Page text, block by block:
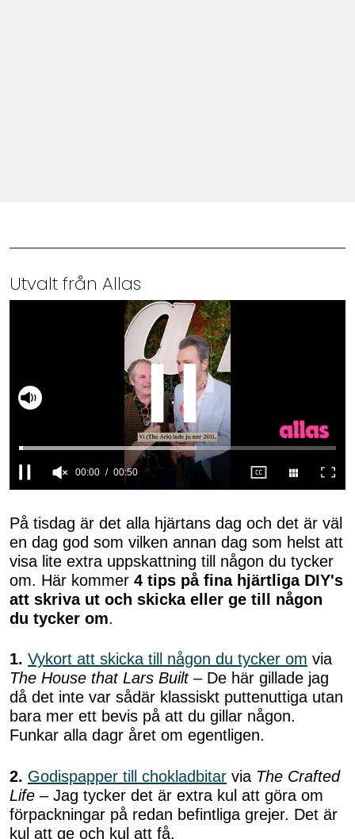
Utvalt från Allas
of
50
seconds
00:01 00:50
På tisdag är det alla hjärtans dag och det är väl
en dag god som vilken annan dag som helst att
visa lite extra uppskattning till någon du tycker
om. Här kommer 4 tips på fina hjärtliga DIY's
att skriva ut och skicka eller ge till någon
du tycker om.
1. Vykort att skicka till någon du tycker om via
The House that Lars Built– De här gillade jag
då det inte var sådär klassiskt puttenuttiga utan
bara mer ett bevis på att du gillar någon.
Funkar alla dagr året om egentligen.
2. Godispapper till chokladbitar via The Crafted
Life – Jag tycker det är extra kul att göra om
förpackningar på redan befintliga grejer. Det är
kul att ge och kul att få.